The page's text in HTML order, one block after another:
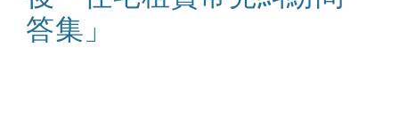
答集」